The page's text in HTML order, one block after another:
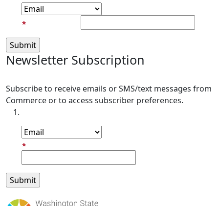
Newsletter Subscription
Subscribe to receive emails or SMS/text messages from
Commerce or to access subscriber preferences.